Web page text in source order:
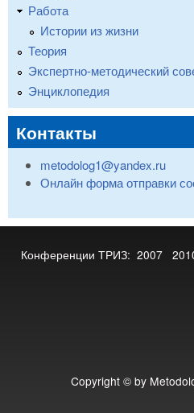
Работа
Истории из жизни
Теория
Экспертно-методический
Энциклопедия
Контакты
metodolog1@yandex.ru
Онлайн форма отправки
Конференции ТРИЗ: 2007
Copyright © by